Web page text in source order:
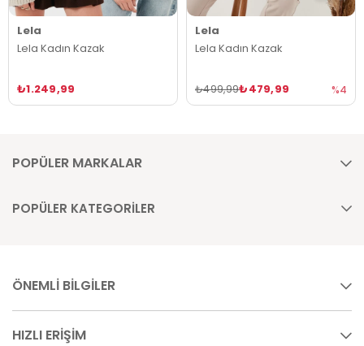
Lela
Lela Kadın Kazak
₺1.249,99
Lela
Lela Kadın Kazak
₺479,99
₺499,99 %4
POPÜLER MARKALAR
POPÜLER KATEGORİLER
ÖNEMLİ BİLGİLER
HIZLI ERİŞİM